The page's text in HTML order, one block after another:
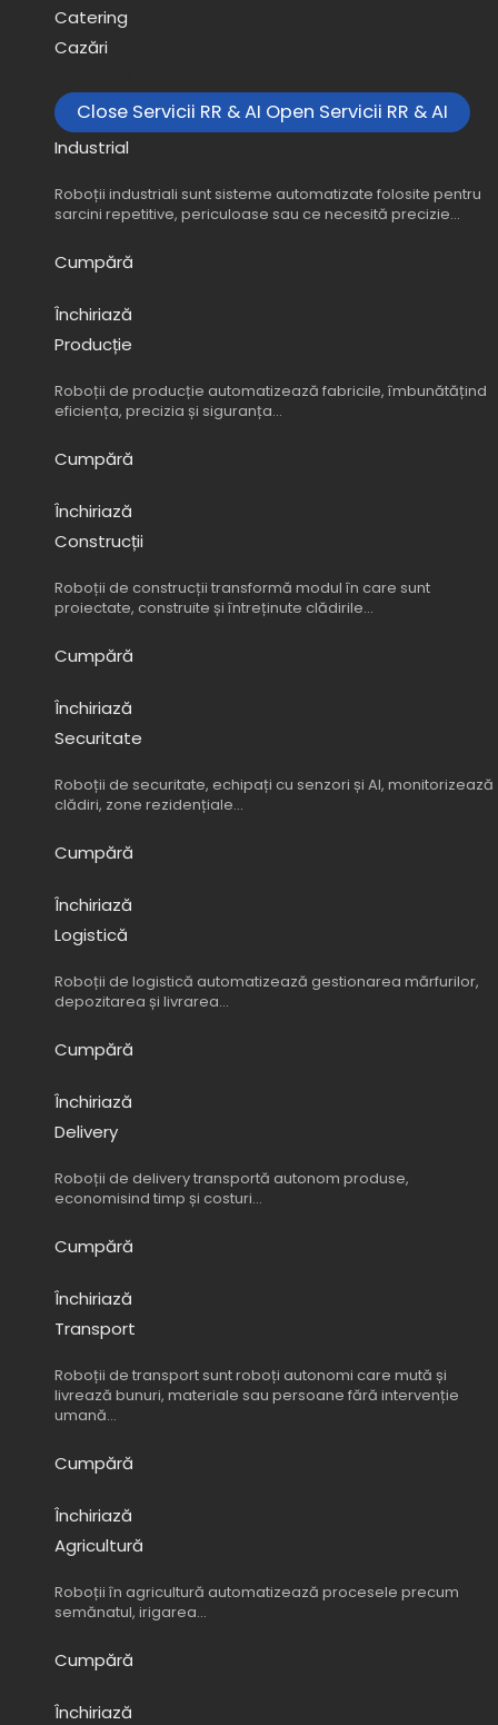
Catering
Cazări
Close Servicii RR & AI Open Servicii RR & AI
Industrial
Roboții industriali sunt sisteme automatizate folosite pentru
sarcini repetitive, periculoase sau ce necesită precizie…
Cumpără
Închiriază
Producție
Roboții de producție automatizează fabricile, îmbunătățind
eficiența, precizia și siguranța…
Cumpără
Închiriază
Construcții
Roboții de construcții transformă modul în care sunt
proiectate, construite și întreținute clădirile…
Cumpără
Închiriază
Securitate
Roboții de securitate, echipați cu senzori și AI, monitorizează
clădiri, zone rezidențiale…
Cumpără
Închiriază
Logistică
Roboții de logistică automatizează gestionarea mărfurilor,
depozitarea și livrarea…
Cumpără
Închiriază
Delivery
Roboții de delivery transportă autonom produse,
economisind timp și costuri…
Cumpără
Închiriază
Transport
Roboții de transport sunt roboți autonomi care mută și
livrează bunuri, materiale sau persoane fără intervenție
umană…
Cumpără
Închiriază
Agricultură
Roboții în agricultură automatizează procesele precum
semănatul, irigarea…
Cumpără
Închiriază